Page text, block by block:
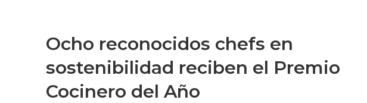
Ocho reconocidos chefs en
sostenibilidad reciben el Premio
Cocinero del Año